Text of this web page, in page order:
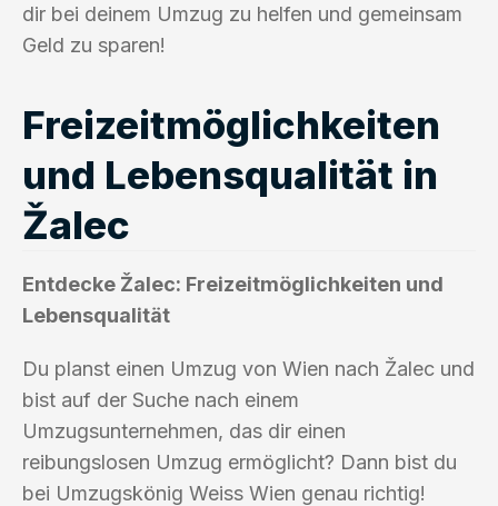
dir bei deinem Umzug zu helfen und gemeinsam
Geld zu sparen!
Freizeitmöglichkeiten
und Lebensqualität in
Žalec
Entdecke Žalec: Freizeitmöglichkeiten und
Lebensqualität
Du planst einen Umzug von Wien nach Žalec und
bist auf der Suche nach einem
Umzugsunternehmen, das dir einen
reibungslosen Umzug ermöglicht? Dann bist du
bei Umzugskönig Weiss Wien genau richtig!